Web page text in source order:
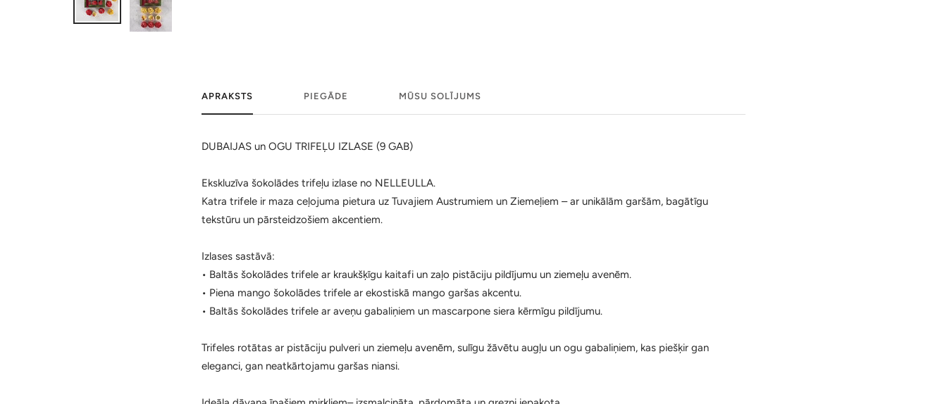
APRAKSTS PIEGĀDE MŪSU SOLĪJUMS
DUBAIJAS un OGU TRIFEĻU IZLASE (9 GAB)
Ekskluzīva šokolādes trifeļu izlase no NELLEULLA.
Katra trifele ir maza ceļojuma pietura uz Tuvajiem Austrumiem un Ziemeļiem – ar unikālām garšām, bagātīgu
tekstūru un pārsteidzošiem akcentiem.
Izlases sastāvā:
• Baltās šokolādes trifele ar kraukšķīgu kaitafi un zaļo pistāciju pildījumu un ziemeļu avenēm.
• Piena mango šokolādes trifele ar ekostiskā mango garšas akcentu.
• Baltās šokolādes trifele ar aveņu gabaliņiem un mascarpone siera kērmīgu pildījumu.
Trifeles rotātas ar pistāciju pulveri un ziemeļu avenēm, sulīgu žāvētu augļu un ogu gabaliņiem, kas piešķir gan
eleganci, gan neatkārtojamu garšas niansi.